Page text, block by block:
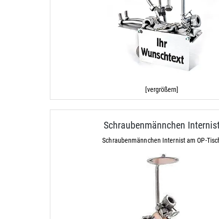
[vergrößern]
Schraubenmännchen
Schraubenmännchen Internist am OP-